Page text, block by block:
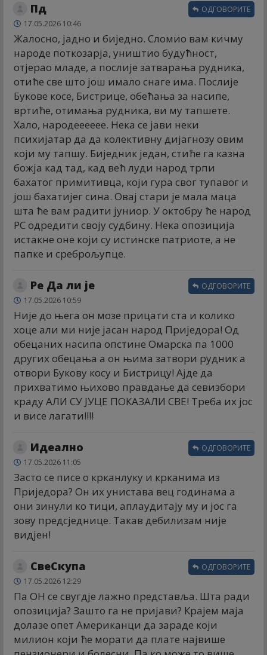
Пд
17.05.2026 10:46
Жалосно, јадно и биједно. Сломио вам кичму
народе поткозарја, уништио будућност,
отјерао младе, а послије затварања рудника,
отиће све што још имало снаге има. Послије
Букове косе, Бистрице, обећања за насипе,
вртиће, отимања рудника, ви му тапшете.
Хало, народееееее. Нека се јави неки
психијатар да да колективну дијагнозу овим
који му тапшу. Биједник један, стиће га казна
божја кад тад, кад већ луди народ трпи
бахатог примитивца, који гура свог тупавог и
још бахатијег сина. Овај стари је мала маца
шта ће вам радити јуниор. У октобру ће народ
РС одредити своју судбину. Нека опозиција
истакне оне који су истинске патриоте, а не
папке и среброљупце.
ОДГОВОРИТЕ
Ре Да ли је
17.05.2026 10:59
Није до њега он мозе прицати ста и колико
хоце али ми није јасан народ Приједора! Од
обецаних насипа опстине Омарска па 1000
других обецања а он њима затвори рудник а
отвори Букову косу и Бистрицу! Ајде да
прихватимо њихово правдање да севизбори
краду АЛИ СУ ЈУЦЕ ПОКАЗАЛИ СВЕ! Треба их јос
и висе лагати!!!!
ОДГОВОРИТЕ
Идеално
17.05.2026 11:05
Засто се писе о крканлуку и крканима из
Приједора? Он их унистава вец годинама а
они зинули ко тици, аплаудитају му и јос га
зову предсједнице. Такав дебилизам није
видјен!
ОДГОВОРИТЕ
СвеСкупа
17.05.2026 12:29
Па ОН се свугдје лажно представља. Шта ради
опозиција? Зашто га не пријави? Крајем маја
долазе опет Американци да зараде који
милион који ће морати да плате највише
ОДГОВОРИТЕ